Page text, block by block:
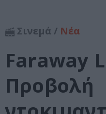
Σινεμά / Νέα
Faraway
Προβολή